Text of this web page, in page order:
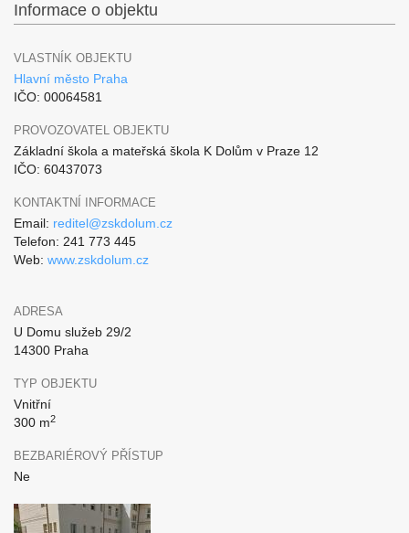
Informace o objektu
VLASTNÍK OBJEKTU
Hlavní město Praha
IČO: 00064581
PROVOZOVATEL OBJEKTU
Základní škola a mateřská škola K Dolům v Praze 12
IČO: 60437073
KONTAKTNÍ INFORMACE
Email: reditel@zskdolum.cz
Telefon: 241 773 445
Web: www.zskdolum.cz
ADRESA
U Domu služeb 29/2
14300 Praha
TYP OBJEKTU
Vnitřní
300 m2
BEZBARIÉROVÝ PŘÍSTUP
Ne